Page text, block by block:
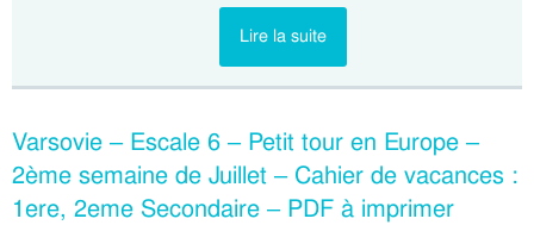
Lire la suite
Varsovie – Escale 6 – Petit tour en Europe –
2ème semaine de Juillet – Cahier de vacances :
1ere, 2eme Secondaire – PDF à imprimer